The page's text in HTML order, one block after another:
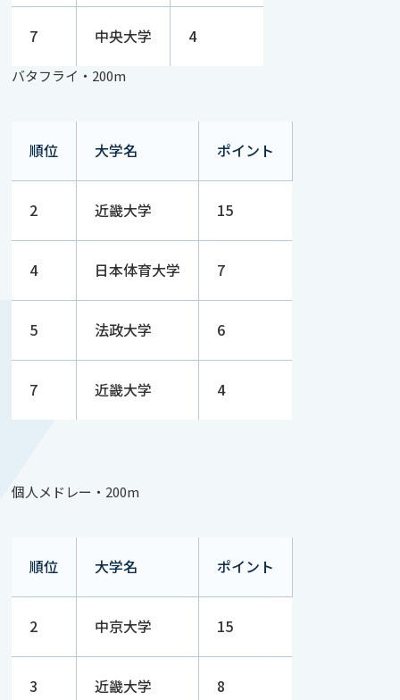
7 中央大学 4
バタフライ・200m
順位 大学名 ポイント
2 近畿大学 15
4 日本体育大学 7
5 法政大学 6
7 近畿大学 4
個人メドレー・200m
順位 大学名 ポイント
2 中京大学 15
3 近畿大学 8